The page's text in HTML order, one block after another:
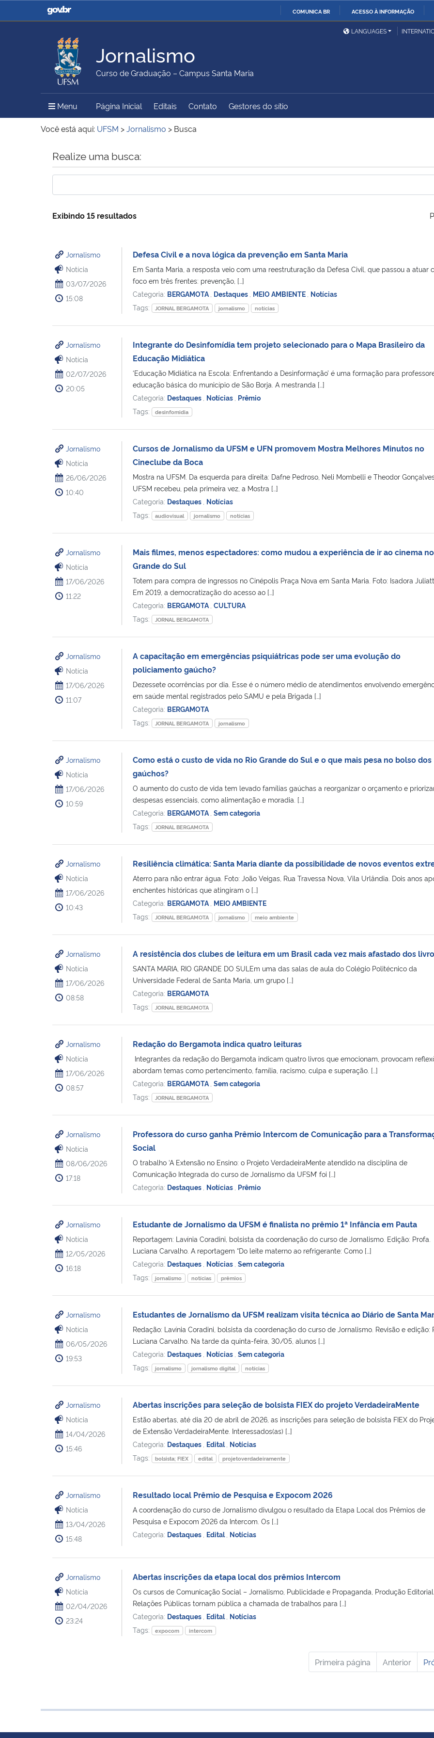
COMUNICA BR ACESSO À INFORMAÇÃO
Casa Civil
Ministério da Justiça e
Ministério da Defesa
Ministério das Relações
Exteriores
Ministério da Agricultura,
Pecuária e Abastecimento
Ministério da Educação
Ministério do Meio Ambiente Ministério do Turismo
Ministério do
LANGUAGES
Jornalismo
Curso de Graduação – Campus Santa Maria
Menu Menu Principal do Sítio
Página Inicial Editais Contato Gestores do sítio
Você está aqui: UFSM >Jornalismo > Busca
Início do conteúdo
Realize uma busca:
Exibindo 15 resultados
Jornalismo
Notícia
03/07/2026
15:08
Defesa Civil e a nova lógica da prevenção em Santa Maria
Em Santa Maria, a resposta veio com uma reestruturação da Defesa Civil, que passou a atuar
foco em três frentes: prevenção, […]
Categoria: BERGAMOTA Destaques MEIO AMBIENTE Notícias
Tags:
JORNAL BERGAMOTA jornalismo notícias
Jornalismo
Notícia
02/07/2026
20:05
Integrante do Desinfomídia tem projeto selecionado para o Mapa Brasileiro da
Educação Midiática
‘Educação Midiática na Escola: Enfrentando a Desinformação’ é uma formação para
educação básica do município de São Borja. A mestranda […]
Categoria: Destaques Notícias Prêmio
Tags:
desinfomidia
Jornalismo
Notícia
26/06/2026
10:40
Cursos de Jornalismo da UFSM e UFN promovem Mostra Melhores Minutos no
Cineclube da Boca
Mostra na UFSM. Da esquerda para direita: Dafne Pedroso, Neli Mombelli e Theodor
UFSM recebeu, pela primeira vez, a Mostra […]
Categoria: Destaques Notícias
Tags:
audiovisual jornalismo notícias
Jornalismo
Notícia
17/06/2026
11:22
Mais filmes, menos espectadores: como mudou a experiência de ir ao cinema
Grande do Sul
Totem para compra de ingressos no Cinépolis Praça Nova em Santa Maria. Foto: Isadora
Em 2019, a democratização do acesso ao […]
Categoria: BERGAMOTA CULTURA
Tags:
JORNAL BERGAMOTA
Jornalismo
Notícia
17/06/2026
11:07
A capacitação em emergências psiquiátricas pode ser uma evolução do
policiamento gaúcho?
Dezessete ocorrências por dia. Esse é o número médio de atendimentos envolvendo
em saúde mental registrados pelo SAMU e pela Brigada […]
Categoria: BERGAMOTA
Tags:
JORNAL BERGAMOTA jornalismo
Jornalismo
Notícia
17/06/2026
10:59
Como está o custo de vida no Rio Grande do Sul e o que mais pesa no bolso dos
gaúchos?
O aumento do custo de vida tem levado famílias gaúchas a reorganizar o orçamento e
despesas essenciais, como alimentação e moradia. […]
Categoria: BERGAMOTA Sem categoria
Tags:
JORNAL BERGAMOTA
Jornalismo
Notícia
17/06/2026
10:43
Resiliência climática: Santa Maria diante da possibilidade de novos eventos
Aterro para não entrar água. Foto: João Veigas, Rua Travessa Nova, Vila Urlândia. Dois anos
enchentes históricas que atingiram o […]
Categoria: BERGAMOTA MEIO AMBIENTE
Tags:
JORNAL BERGAMOTA jornalismo meio ambiente
Jornalismo
Notícia
17/06/2026
08:58
A resistência dos clubes de leitura em um Brasil cada vez mais afastado dos
SANTA MARIA, RIO GRANDE DO SULEm uma das salas de aula do Colégio Politécnico da
Universidade Federal de Santa Maria, um grupo […]
Categoria: BERGAMOTA
Tags:
JORNAL BERGAMOTA
Jornalismo
Notícia
17/06/2026
08:57
Redação do Bergamota indica quatro leituras
Integrantes da redação do Bergamota indicam quatro livros que emocionam, provocam
abordam temas como pertencimento, família, racismo, culpa e superação. […]
Categoria: BERGAMOTA Sem categoria
Tags:
JORNAL BERGAMOTA
Jornalismo
Notícia
08/06/2026
17:18
Professora do curso ganha Prêmio Intercom de Comunicação para a
Social
O trabalho ‘A Extensão no Ensino: o Projeto VerdadeiraMente atendido na disciplina de
Comunicação Integrada do curso de Jornalismo da UFSM’ foi […]
Categoria: Destaques Notícias Prêmio
Jornalismo
Notícia
12/05/2026
16:18
Estudante de Jornalismo da UFSM é finalista no prêmio 1ª Infância em Pauta
Reportagem: Lavínia Coradini, bolsista da coordenação do curso de Jornalismo. Edição: Profa.
Luciana Carvalho. A reportagem “Do leite materno ao refrigerante: Como […]
Categoria: Destaques Notícias Sem categoria
Tags:
jornalismo notícias prêmios
Jornalismo
Notícia
06/05/2026
19:53
Estudantes de Jornalismo da UFSM realizam visita técnica ao Diário de Santa
Redação: Lavínia Coradini, bolsista da coordenação do curso de Jornalismo. Revisão e edição:
Luciana Carvalho. Na tarde da quinta-feira, 30/05, alunos […]
Categoria: Destaques Notícias Sem categoria
Tags:
jornalismo jornalismo digital notícias
Jornalismo
Notícia
14/04/2026
15:46
Abertas inscrições para seleção de bolsista FIEX do projeto VerdadeiraMente
Estão abertas, até dia 20 de abril de 2026, as inscrições para seleção de bolsista FIEX do
de Extensão VerdadeiraMente. Interessados(as) […]
Categoria: Destaques Edital
Notícias
Tags:
bolsista; FIEX edital projetoverdadeiramente
Jornalismo
Notícia
13/04/2026
15:48
Resultado local Prêmio de Pesquisa e Expocom 2026
A coordenação do curso de Jornalismo divulgou o resultado da Etapa Local dos Prêmios de
Pesquisa e Expocom 2026 da Intercom. Os […]
Categoria: Destaques Edital Notícias
Jornalismo
Notícia
02/04/2026
23:24
Abertas inscrições da etapa local dos prêmios Intercom
Os cursos de Comunicação Social – Jornalismo, Publicidade e Propaganda, Produção
Relações Públicas tornam pública a chamada de trabalhos para […]
Categoria: Destaques Edital
Notícias
Tags:
expocom intercom
Primeira página Anterior